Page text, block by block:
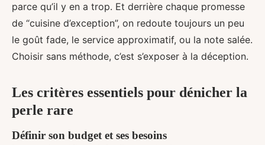
parce qu’il y en a trop. Et derrière chaque promesse
de “cuisine d’exception”, on redoute toujours un peu
le goût fade, le service approximatif, ou la note salée.
Choisir sans méthode, c’est s’exposer à la déception.
Les critères essentiels pour dénicher la
perle rare
Définir son budget et ses besoins